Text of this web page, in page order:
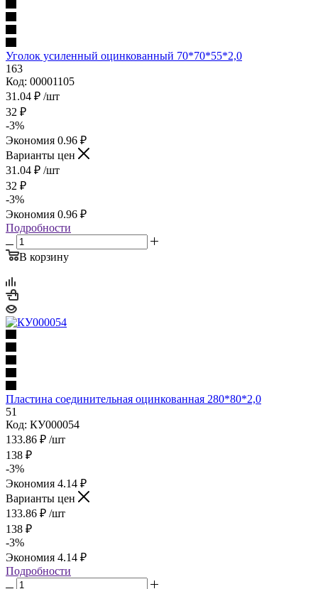
Уголок усиленный оцинкованный 70*70*55*2,0
163
Код: 00001105
31.04 ₽ /шт
32 ₽
-3%
Экономия 0.96 ₽
Варианты цен
31.04 ₽ /шт
32 ₽
-3%
Экономия 0.96 ₽
Подробности
В корзину
Пластина соединительная оцинкованная 280*80*2,0
51
Код: КУ000054
133.86 ₽ /шт
138 ₽
-3%
Экономия 4.14 ₽
Варианты цен
133.86 ₽ /шт
138 ₽
-3%
Экономия 4.14 ₽
Подробности